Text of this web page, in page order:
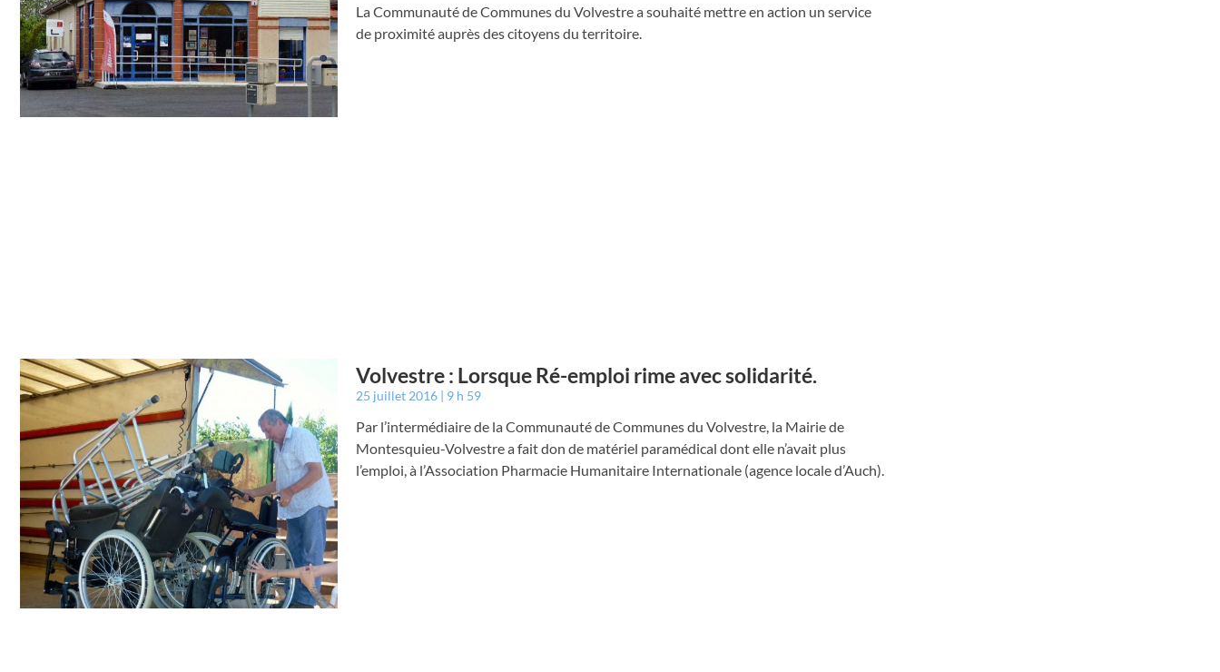
La Communauté de Communes du Volvestre a souhaité mettre en action un service
de proximité auprès des citoyens du territoire.
Volvestre : Lorsque Ré-emploi rime avec solidarité.
25 juillet 2016 9 h 59
Par l’intermédiaire de la Communauté de Communes du Volvestre, la Mairie de
Montesquieu-Volvestre a fait don de matériel paramédical dont elle n’avait plus
l’emploi, à l’Association Pharmacie Humanitaire Internationale (agence locale d’Auch).